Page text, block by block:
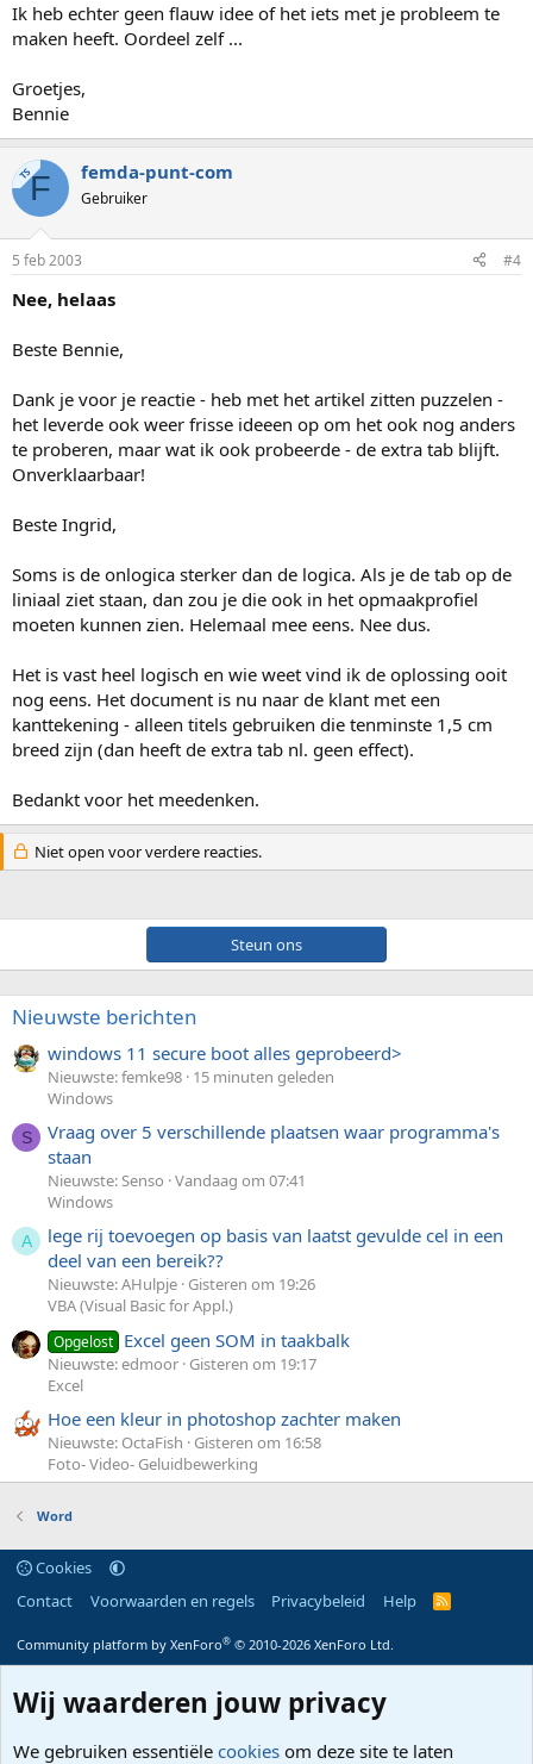
Ik heb echter geen flauw idee of het iets met je probleem te
maken heeft. Oordeel zelf ...
Groetjes,
Bennie
TSF femda-punt-com
Gebruiker
5 feb 2003 #4
Nee, helaas
Beste Bennie,
Dank je voor je reactie - heb met het artikel zitten puzzelen -
het leverde ook weer frisse ideeen op om het ook nog anders
te proberen, maar wat ik ook probeerde - de extra tab blijft.
Onverklaarbaar!
Beste Ingrid,
Soms is de onlogica sterker dan de logica. Als je de tab op de
liniaal ziet staan, dan zou je die ook in het opmaakprofiel
moeten kunnen zien. Helemaal mee eens. Nee dus.
Het is vast heel logisch en wie weet vind ik de oplossing ooit
nog eens. Het document is nu naar de klant met een
kanttekening - alleen titels gebruiken die tenminste 1,5 cm
breed zijn (dan heeft de extra tab nl. geen effect).
Bedankt voor het meedenken.
Niet open voor verdere reacties.
Steun ons
Nieuwste berichten
windows 11 secure boot alles geprobeerd>
Nieuwste: femke98 15 minuten geleden
Windows
S
Vraag over 5 verschillende plaatsen waar programma's
staan
Nieuwste: Senso Vandaag om 07:41
Windows
A
lege rij toevoegen op basis van laatst gevulde cel in een
deel van een bereik??
Nieuwste: AHulpje Gisteren om 19:26
VBA (Visual Basic for Appl.)
Opgelost Excel geen SOM in taakbalk
Nieuwste: edmoor Gisteren om 19:17
Excel
Hoe een kleur in photoshop zachter maken
Nieuwste: OctaFish
Gisteren om 16:58
Foto- Video- Geluidbewerking
Word
Cookies
Contact
Voorwaarden en regels Privacybeleid Help
R
Community platform by XenForo® © 2010-2026 XenForo Ltd.
Wij waarderen jouw privacy
We gebruiken essentiële cookies om deze site te laten